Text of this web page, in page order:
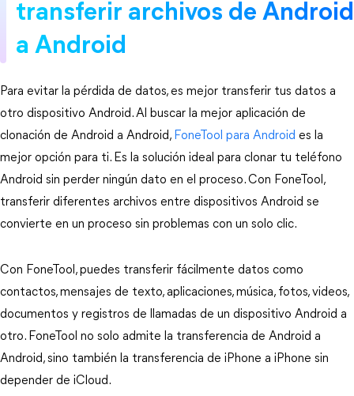
transferir archivos de Android
a Android
Para evitar la pérdida de datos, es mejor transferir tus datos a
otro dispositivo Android. Al buscar la mejor aplicación de
clonación de Android a Android, FoneTool para Android es la
mejor opción para ti. Es la solución ideal para clonar tu teléfono
Android sin perder ningún dato en el proceso. Con FoneTool,
transferir diferentes archivos entre dispositivos Android se
convierte en un proceso sin problemas con un solo clic.
Con FoneTool, puedes transferir fácilmente datos como
contactos, mensajes de texto, aplicaciones, música, fotos, videos,
documentos y registros de llamadas de un dispositivo Android a
otro. FoneTool no solo admite la transferencia de Android a
Android, sino también la transferencia de iPhone a iPhone sin
depender de iCloud.